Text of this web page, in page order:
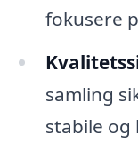
fokusere
samling
stabile og